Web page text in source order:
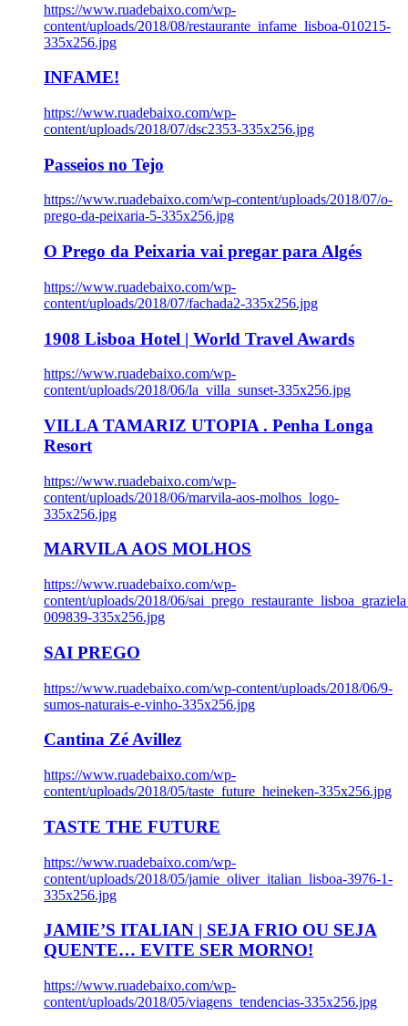
https://www.ruadebaixo.com/wp-
content/uploads/2018/08/restaurante_infame_lisboa-010215-
335x256.jpg
INFAME!
https://www.ruadebaixo.com/wp-
content/uploads/2018/07/dsc2353-335x256.jpg
Passeios no Tejo
https://www.ruadebaixo.com/wp-content/uploads/2018/07/o-
prego-da-peixaria-5-335x256.jpg
O Prego da Peixaria vai pregar para Algés
https://www.ruadebaixo.com/wp-
content/uploads/2018/07/fachada2-335x256.jpg
1908 Lisboa Hotel | World Travel Awards
https://www.ruadebaixo.com/wp-
content/uploads/2018/06/la_villa_sunset-335x256.jpg
VILLA TAMARIZ UTOPIA . Penha Longa
Resort
https://www.ruadebaixo.com/wp-
content/uploads/2018/06/marvila-aos-molhos_logo-
335x256.jpg
MARVILA AOS MOLHOS
https://www.ruadebaixo.com/wp-
content/uploads/2018/06/
009839-335x256.jpg
SAI PREGO
https://www.ruadebaixo.com/wp-content/uploads/2018/06/9-
sumos-naturais-e-vinho-335x256.jpg
Cantina Zé Avillez
https://www.ruadebaixo.com/wp-
content/uploads/2018/05/taste_future_heineken-335x256.jpg
TASTE THE FUTURE
https://www.ruadebaixo.com/wp-
content/uploads/2018/05/jamie_oliver_italian_lisboa-3976-1-
335x256.jpg
JAMIE’S ITALIAN | SEJA FRIO OU SEJA
QUENTE… EVITE SER MORNO!
https://www.ruadebaixo.com/wp-
content/uploads/2018/05/viagens_tendencias-335x256.jpg